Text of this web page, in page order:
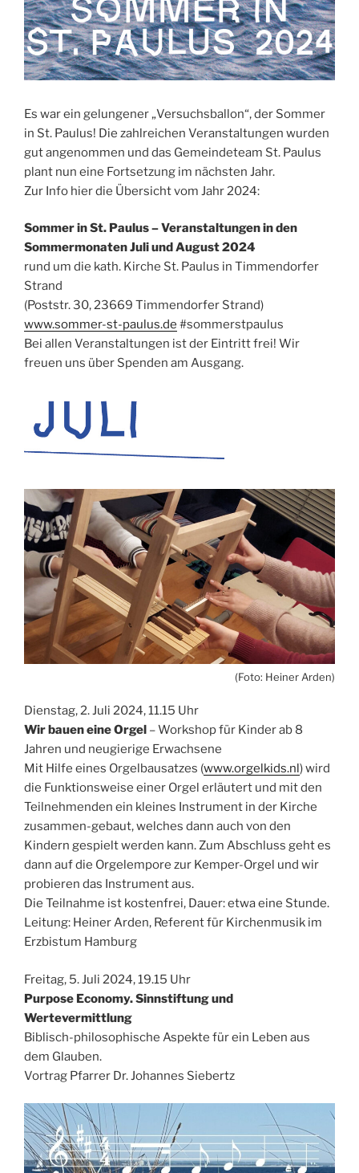
Es war ein gelungener „Versuchsballon“, der Sommer
in St. Paulus! Die zahlreichen Veranstaltungen wurden
gut angenommen und das Gemeindeteam St. Paulus
plant nun eine Fortsetzung im nächsten Jahr.
Zur Info hier die Übersicht vom Jahr 2024:
Sommer in St. Paulus – Veranstaltungen in den
Sommermonaten Juli und August 2024
rund um die kath. Kirche St. Paulus in Timmendorfer
Strand
(Poststr. 30, 23669 Timmendorfer Strand)
www.sommer-st-paulus.de #sommerstpaulus
Bei allen Veranstaltungen ist der Eintritt frei! Wir
freuen uns über Spenden am Ausgang.
(Foto: Heiner Arden)
Dienstag, 2. Juli 2024, 11.15 Uhr
Wir bauen eine Orgel – Workshop für Kinder ab 8
Jahren und neugierige Erwachsene
Mit Hilfe eines Orgelbausatzes (www.orgelkids.nl ) wird
die Funktionsweise einer Orgel erläutert und mit den
Teilnehmenden ein kleines Instrument in der Kirche
zusammen-gebaut, welches dann auch von den
Kindern gespielt werden kann. Zum Abschluss geht es
dann auf die Orgelempore zur Kemper-Orgel und wir
probieren das Instrument aus.
Die Teilnahme ist kostenfrei, Dauer: etwa eine Stunde.
Leitung: Heiner Arden, Referent für Kirchenmusik im
Erzbistum Hamburg
Freitag, 5. Juli 2024, 19.15 Uhr
Purpose Economy. Sinnstiftung und
Wertevermittlung
Biblisch-philosophische Aspekte für ein Leben aus
dem Glauben.
Vortrag Pfarrer Dr. Johannes Siebertz